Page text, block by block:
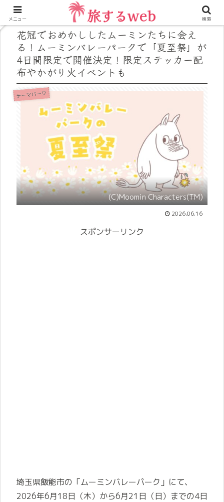
花冠でおめかししたムーミンたちに会え
る！ムーミンバレーパークで「夏至祭」が
4日間限定で開催決定！限定ステッカー配
布やかがり火イベントも
テーマパーク
(C)Moomin Characters(TM)
2026.06.16
スポンサーリンク
埼玉県飯能市の「ムーミンバレーパーク」にて、
2026年6月18日（木）から6月21日（日）までの4日
メニュー 検索